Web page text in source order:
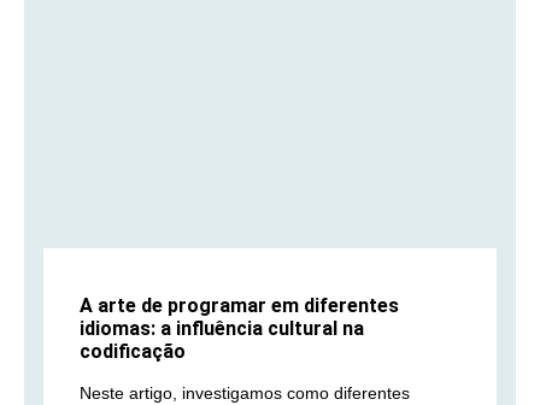
A arte de programar em diferentes
idiomas: a influência cultural na
codificação
Neste artigo, investigamos como diferentes